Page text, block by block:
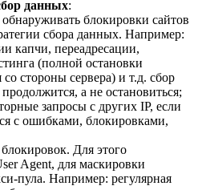
данных:
блокировки сайтов
сбора данных. Например:
капчи, переадресации,
(полной остановки
со стороны сервера) и т.д. сбор
а не остановиться;
запросы с других IP, если
с ошибками, блокировками,
Для этого
Agent, для маскировки
пула. Например: регулярная